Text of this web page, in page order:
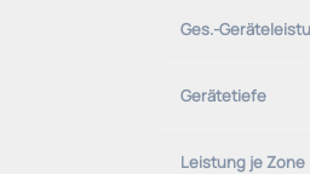
Ges.-
Gerätetiefe
Leistung je Zone